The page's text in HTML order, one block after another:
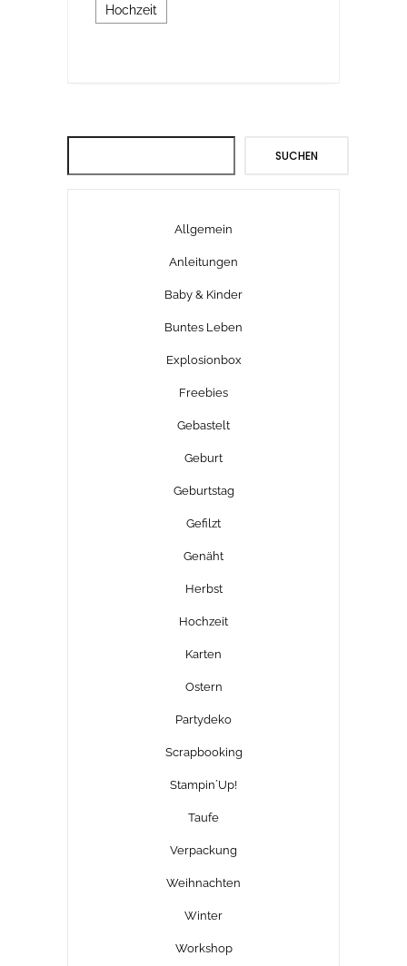
Hochzeit
SUCHEN
Allgemein
Anleitungen
Baby & Kinder
Buntes Leben
Explosionbox
Freebies
Gebastelt
Geburt
Geburtstag
Gefilzt
Genäht
Herbst
Hochzeit
Karten
Ostern
Partydeko
Scrapbooking
Stampin´Up!
Taufe
Verpackung
Weihnachten
Winter
Workshop